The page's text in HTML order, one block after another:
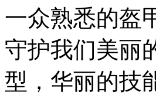
一众熟悉的盔
守护我们美丽
型，华丽的技